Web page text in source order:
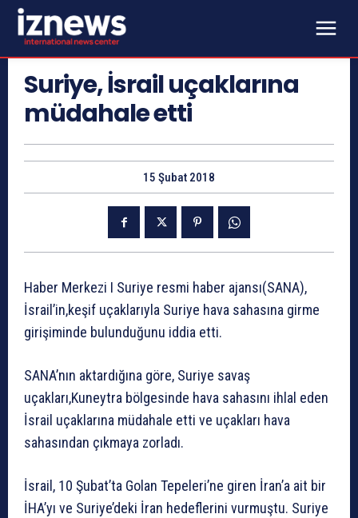
Suriye, İsrail uçaklarına
müdahale etti
15 Şubat 2018
Haber Merkezi I Suriye resmi haber ajansı(SANA),
İsrail’in,keşif uçaklarıyla Suriye hava sahasına girme
girişiminde bulunduğunu iddia etti.
SANA’nın aktardığına göre, Suriye savaş
uçakları,Kuneytra bölgesinde hava sahasını ihlal eden
İsrail uçaklarına müdahale etti ve uçakları hava
sahasından çıkmaya zorladı.
İsrail, 10 Şubat’ta Golan Tepeleri’ne giren İran’a ait bir
İHA’yı ve Suriye’deki İran hedeflerini vurmuştu. Suriye